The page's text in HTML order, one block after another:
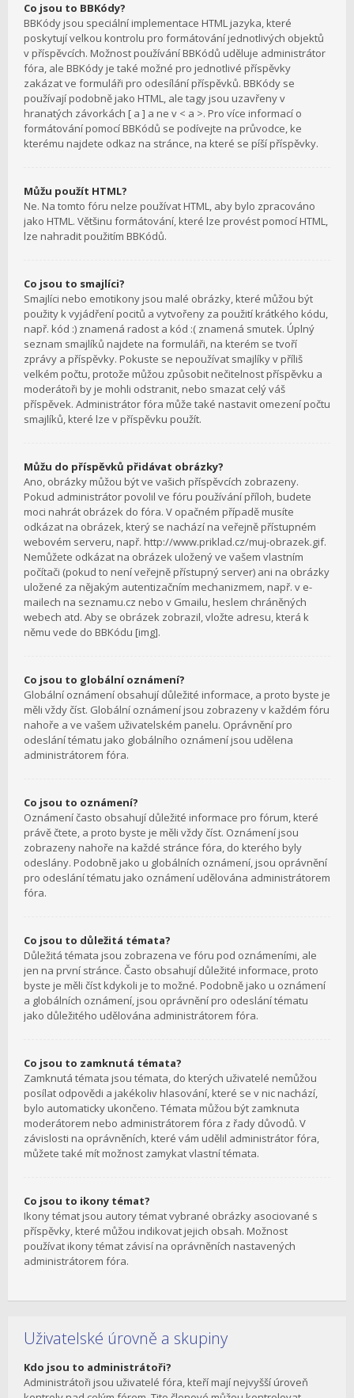
Co jsou to BBKódy?
BBKódy jsou speciální implementace HTML jazyka, které
poskytují velkou kontrolu pro formátování jednotlivých objektů
v příspěvcích. Možnost používání BBKódů uděluje administrátor
fóra, ale BBKódy je také možné pro jednotlivé příspěvky
zakázat ve formuláři pro odesílání příspěvků. BBKódy se
používají podobně jako HTML, ale tagy jsou uzavřeny v
hranatých závorkách [ a ] a ne v < a >. Pro více informací o
formátování pomocí BBKódů se podívejte na průvodce, ke
kterému najdete odkaz na stránce, na které se píší příspěvky.
Můžu použít HTML?
Ne. Na tomto fóru nelze používat HTML, aby bylo zpracováno
jako HTML. Většinu formátování, které lze provést pomocí HTML,
lze nahradit použitím BBKódů.
Co jsou to smajlíci?
Smajlíci nebo emotikony jsou malé obrázky, které můžou být
použity k vyjádření pocitů a vytvořeny za použití krátkého kódu,
např. kód :) znamená radost a kód :( znamená smutek. Úplný
seznam smajlíků najdete na formuláři, na kterém se tvoří
zprávy a příspěvky. Pokuste se nepoužívat smajlíky v příliš
velkém počtu, protože můžou způsobit nečitelnost příspěvku a
moderátoři by je mohli odstranit, nebo smazat celý váš
příspěvek. Administrátor fóra může také nastavit omezení počtu
smajlíků, které lze v příspěvku použít.
Můžu do příspěvků přidávat obrázky?
Ano, obrázky můžou být ve vašich příspěvcích zobrazeny.
Pokud administrátor povolil ve fóru používání příloh, budete
moci nahrát obrázek do fóra. V opačném případě musíte
odkázat na obrázek, který se nachází na veřejně přístupném
webovém serveru, např. http://www.priklad.cz/muj-obrazek.gif.
Nemůžete odkázat na obrázek uložený ve vašem vlastním
počítači (pokud to není veřejně přístupný server) ani na obrázky
uložené za nějakým autentizačním mechanizmem, např. v e-
mailech na seznamu.cz nebo v Gmailu, heslem chráněných
webech atd. Aby se obrázek zobrazil, vložte adresu, která k
němu vede do BBKódu [img].
Co jsou to globální oznámení?
Globální oznámení obsahují důležité informace, a proto byste je
měli vždy číst. Globální oznámení jsou zobrazeny v každém fóru
nahoře a ve vašem uživatelském panelu. Oprávnění pro
odeslání tématu jako globálního oznámení jsou udělena
administrátorem fóra.
Co jsou to oznámení?
Oznámení často obsahují důležité informace pro fórum, které
právě čtete, a proto byste je měli vždy číst. Oznámení jsou
zobrazeny nahoře na každé stránce fóra, do kterého byly
odeslány. Podobně jako u globálních oznámení, jsou oprávnění
pro odeslání tématu jako oznámení udělována administrátorem
fóra.
Co jsou to důležitá témata?
Důležitá témata jsou zobrazena ve fóru pod oznámeními, ale
jen na první stránce. Často obsahují důležité informace, proto
byste je měli číst kdykoli je to možné. Podobně jako u oznámení
a globálních oznámení, jsou oprávnění pro odeslání tématu
jako důležitého udělována administrátorem fóra.
Co jsou to zamknutá témata?
Zamknutá témata jsou témata, do kterých uživatelé nemůžou
posílat odpovědi a jakékoliv hlasování, které se v nic nachází,
bylo automaticky ukončeno. Témata můžou být zamknuta
moderátorem nebo administrátorem fóra z řady důvodů. V
závislosti na oprávněních, které vám udělil administrátor fóra,
můžete také mít možnost zamykat vlastní témata.
Co jsou to ikony témat?
Ikony témat jsou autory témat vybrané obrázky asociované s
příspěvky, které můžou indikovat jejich obsah. Možnost
používat ikony témat závisí na oprávněních nastavených
administrátorem fóra.
Uživatelské úrovně a skupiny
Kdo jsou to administrátoři?
Administrátoři jsou uživatelé fóra, kteří mají nejvyšší úroveň